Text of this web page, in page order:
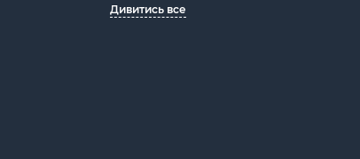
Дивитись все